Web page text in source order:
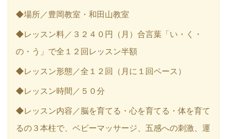
◆場所／豊岡教室・和田山教室
◆レッスン料／３２４０円（月）合言葉「い・く・
の・う」で全１２回レッスン半額
◆レッスン形態／全１２回（月に１回ペース）
◆レッスン時間／５０分
◆レッスン内容／脳を育てる・心を育てる・体を育て
るの３本柱で、ベビーマッサージ、五感への刺激、運